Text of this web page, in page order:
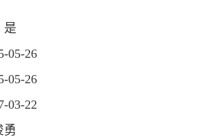
是
05-26
05-26
03-22
勇